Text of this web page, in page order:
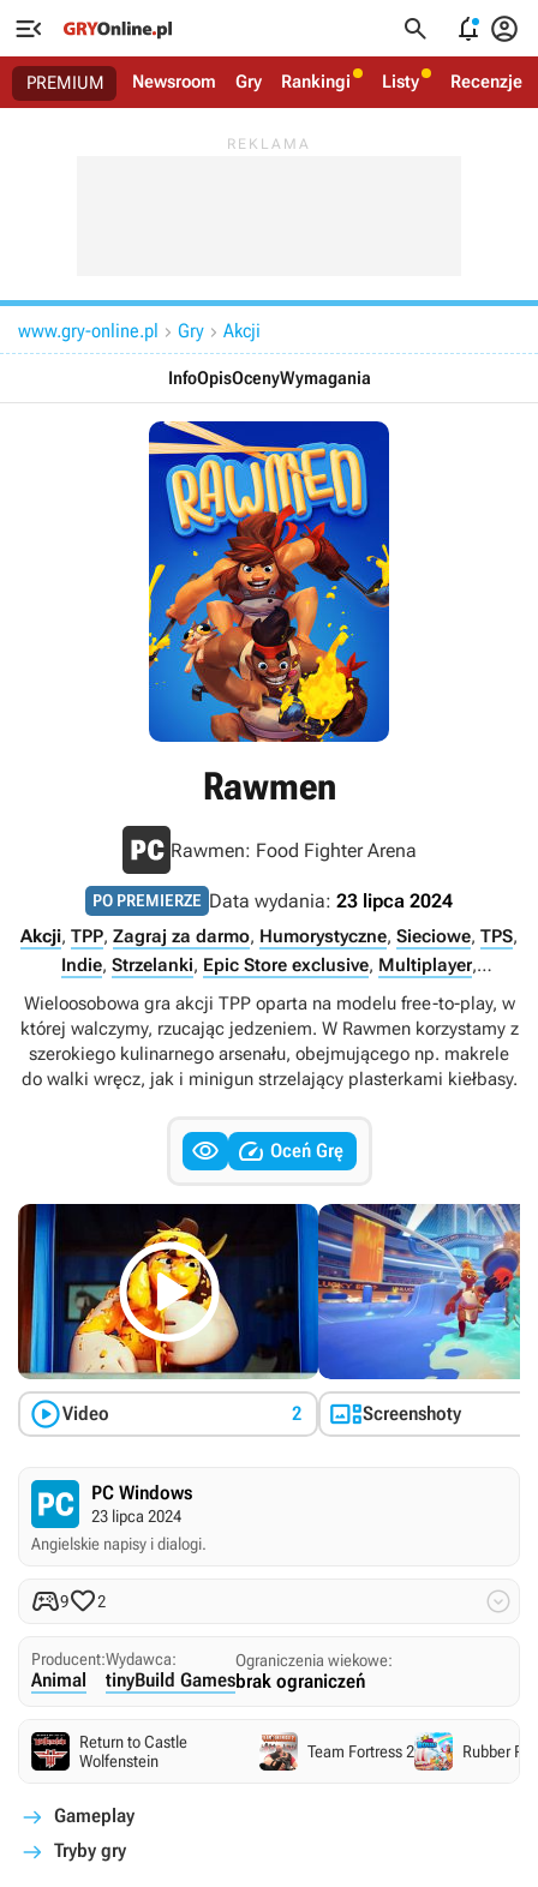
   
PREMIUM Newsroom Gry Rankingi Listy Recenzje
www.gry-online.pl  Gry  Akcji
InfoOpisOcenyWymagania
Rawmen
Rawmen: Food Fighter Arena
PO PREMIERZE Data wydania: 23 lipca 2024
Akcji, TPP, Zagraj za darmo, Humorystyczne, Sieciowe, TPS,
Indie, Strzelanki, Epic Store exclusive, Multiplayer,
Singleplayer
Internet
Wieloosobowa gra akcji TPP oparta na modelu free-to-play, w
której walczymy, rzucając jedzeniem. W Rawmen korzystamy z
szerokiego kulinarnego arsenału, obejmującego np. makrele
do walki wręcz, jak i minigun strzelający plasterkami kiełbasy.
  Oceń Grę

Video 2 Screenshoty
PC Windows
23 lipca 2024
Angielskie napisy i dialogi.
92 
Producent:
Animal
Wydawca:
tinyBuild Games
Ograniczenia wiekowe:
brak ograniczeń
Return to Castle
Wolfenstein
Team Fortress 2 Rubber
Gameplay
Tryby gry